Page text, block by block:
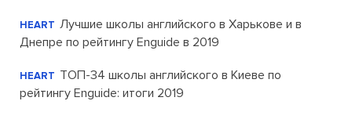
HEART Лучшие школы английского в Харькове и в
Днепре по рейтингу Enguide в 2019
HEART ТОП-34 школы английского в Киеве по
рейтингу Enguide: итоги 2019